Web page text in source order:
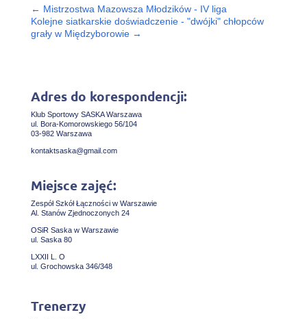
← Mistrzostwa Mazowsza Młodzików - IV liga
Kolejne siatkarskie doświadczenie - "dwójki" chłopców
grały w Międzyborowie→
Adres do korespondencji:
Klub Sportowy SASKA Warszawa
ul. Bora-Komorowskiego 56/104
03-982 Warszawa
kontaktsaska@gmail.com
Miejsce zajęć:
Zespół Szkół Łączności w Warszawie
Al. Stanów Zjednoczonych 24
OSiR Saska w Warszawie
ul. Saska 80
LXXII L. O
ul. Grochowska 346/348
Trenerzy